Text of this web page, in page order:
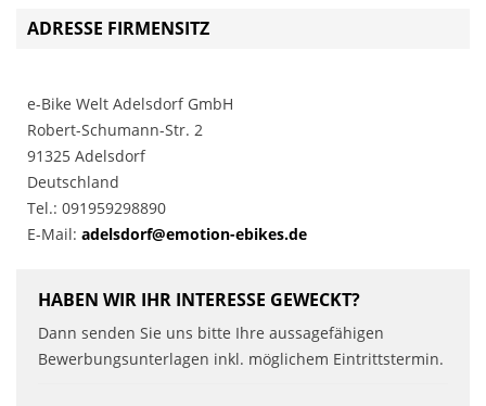
ADRESSE FIRMENSITZ
e-Bike Welt Adelsdorf GmbH
Robert-Schumann-Str. 2
91325 Adelsdorf
Deutschland
Tel.: 091959298890
E-Mail: adelsdorf@emotion-ebikes.de
HABEN WIR IHR INTERESSE GEWECKT?
Dann senden Sie uns bitte Ihre aussagefähigen
Bewerbungsunterlagen inkl. möglichem Eintrittstermin.